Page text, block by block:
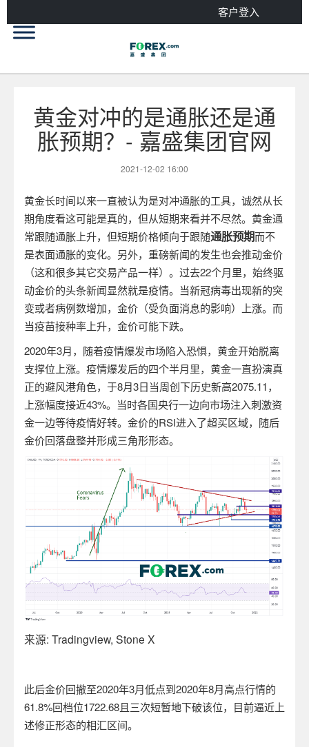
客户登入
黄金对冲的是通胀还是通
胀预期？- 嘉盛集团官网
2021-12-02 16:00
黄金长时间以来一直被认为是对冲通胀的工具，诚然从长
期角度看这可能是真的，但从短期来看并不尽然。黄金通
常跟随通胀上升，但短期价格倾向于跟随通胀预期而不
是表面通胀的变化。另外，重磅新闻的发生也会推动金价
（这和很多其它交易产品一样）。过去22个月里，始终驱
动金价的头条新闻显然就是疫情。当新冠病毒出现新的突
变或者病例数增加，金价（受负面消息的影响）上涨。而
当疫苗接种率上升，金价可能下跌。
2020年3月，随着疫情爆发市场陷入恐惧，黄金开始脱离
支撑位上涨。疫情爆发后的四个半月里，黄金一直扮演真
正的避风港角色，于8月3日当周创下历史新高2075.11，
上涨幅度接近43%。当时各国央行一边向市场注入刺激资
金一边等待疫情好转。金价的RSI进入了超买区域，随后
金价回落盘整并形成三角形形态。
来源: Tradingview, Stone X
此后金价回撤至2020年3月低点到2020年8月高点行情的
61.8%回档位1722.68且三次短暂地下破该位，目前逼近上
述修正形态的相汇区间。